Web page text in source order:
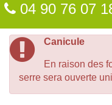
04 90 76 07
Canicule
En raison des
serre sera ouverte